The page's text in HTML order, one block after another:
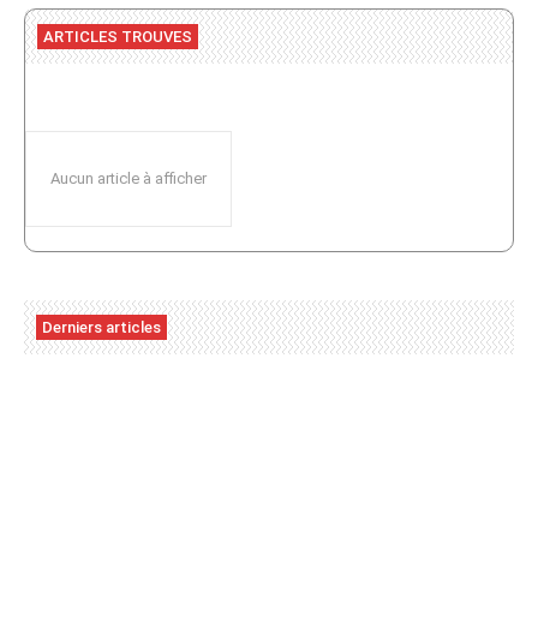
ARTICLES TROUVES
Aucun article à afficher
Derniers articles